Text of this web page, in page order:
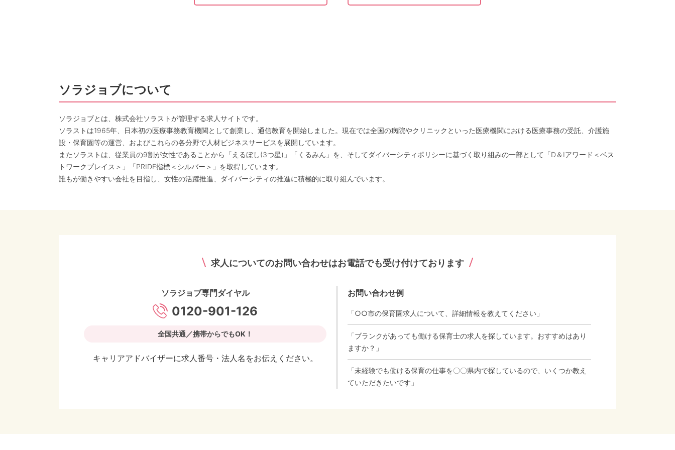
ソラジョブについて
ソラジョブとは、株式会社ソラストが管理する求人サイトです。
ソラストは1965年、日本初の医療事務教育機関として創業し、通信教育を開始しました。現在では全国の病院やクリニックといった医療機関における医療事務の受託、介護施
設・保育園等の運営、およびこれらの各分野で人材ビジネスサービスを展開しています。
またソラストは、従業員の9割が女性であることから「えるぼし(3つ星)」「くるみん」を、そしてダイバーシティポリシーに基づく取り組みの一部として「D＆Iアワード＜ベス
トワークプレイス＞」「PRIDE指標＜シルバー＞」を取得しています。
誰もが働きやすい会社を目指し、女性の活躍推進、ダイバーシティの推進に積極的に取り組んでいます。
求人についてのお問い合わせはお電話でも受け付けております
ソラジョブ専門ダイヤル
0120-901-126
全国共通／携帯からでもOK！
キャリアアドバイザーに求人番号・法人名をお伝えください。
お問い合わせ例
「○○市の保育園求人について、詳細情報を教えてください」
「ブランクがあっても働ける保育士の求人を探しています。おすすめはあり
ますか？」
「未経験でも働ける保育の仕事を〇〇県内で探しているので、いくつか教え
ていただきたいです」